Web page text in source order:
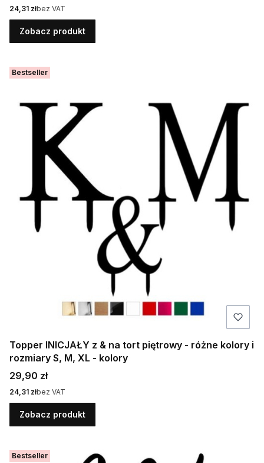
Cena
24,31 złbez VAT
Zobacz produkt
Bestseller
Topper INICJAŁY z & na tort piętrowy - różne kolory i
rozmiary S, M, XL - kolory
Cena
29,90 zł
Cena
24,31 złbez VAT
Zobacz produkt
Bestseller